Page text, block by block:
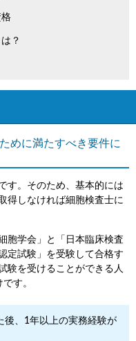
？
めに満たすべき要件に
す。そのため、基本的には
得しなければ細胞検査士に
胞学会」と「日本臨床検査
定試験」を受験して合格す
験を受けることができる人
す。
後、1年以上の実務経験が